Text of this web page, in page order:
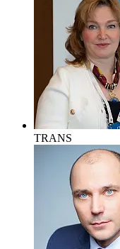
TRANS